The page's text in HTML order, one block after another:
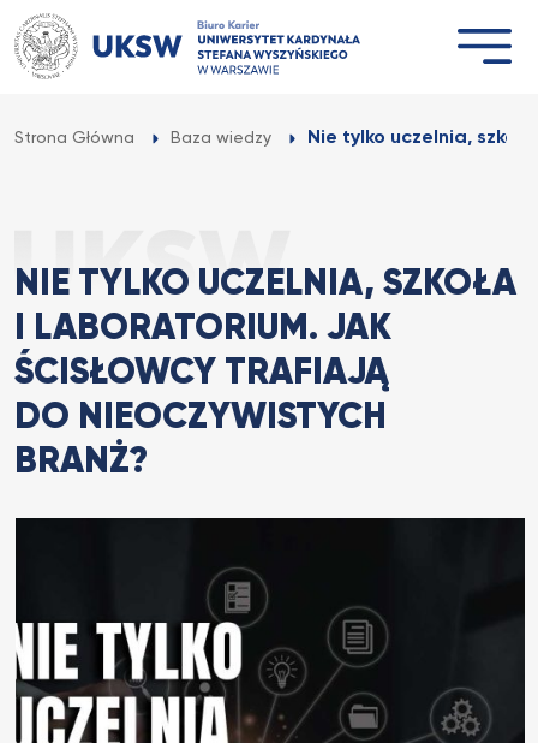
Przejdź
do
treści
Strona Główna Baza wiedzy Nie tylko uczelnia,
NIE TYLKO UCZELNIA, SZKOŁA
I LABORATORIUM. JAK
ŚCISŁOWCY TRAFIAJĄ
DO NIEOCZYWISTYCH
BRANŻ?